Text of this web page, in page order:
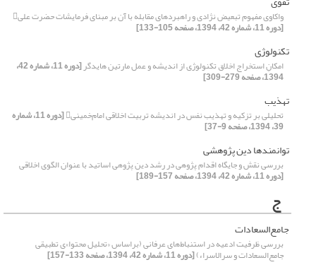
واکاوی مفهوم تبعیض نژادی و راهبردهای مقابله با آن بر مبنای فرمایشات حضرت علی
[دوره 11، شماره 42، 1394، صفحه 105-133]
تکنولوژی
امکانِ استخراج اخلاق تکنولوژی از اندیشه و عمل مارتین هایدگر [دوره 11، شماره 42،
1394، صفحه 279-309]
تهذیب
تحلیلی بر تزکیه و تهذیب نفس در اندیشه تربیت اخلاقی امام‌خمینی [دوره 11، شماره
39، 1394، صفحه 9-37]
توانمندها دین پژوهشی
بررسی نقش و جایگاه اقدام پژوهی در رشد دین پژوهی اساتید با عنوان الگوی اخلاقی
[دوره 11، شماره 42، 1394، صفحه 157-189]
ج
جامع‌السعادات
بررسی ظرفیت ادعیه در استنباط‌های عرفانی (بر‌اساس «تحلیل محتوا»ی تطبیقی
جامع‌السعادات و سرالاسراء)[دوره 11، شماره 42، 1394، صفحه 133-157]